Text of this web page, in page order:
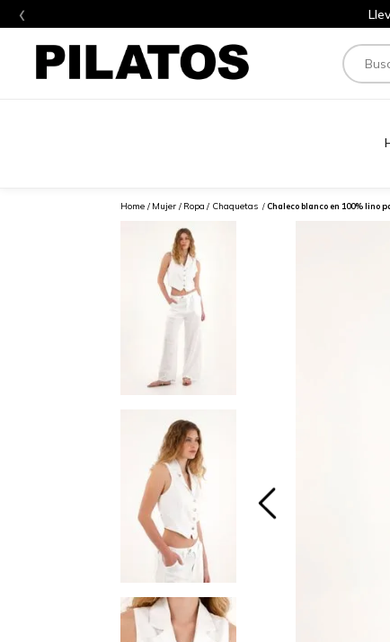
‹
Buscar
Mujer Ropa Chaquetas Chaleco blanco en 100% lino